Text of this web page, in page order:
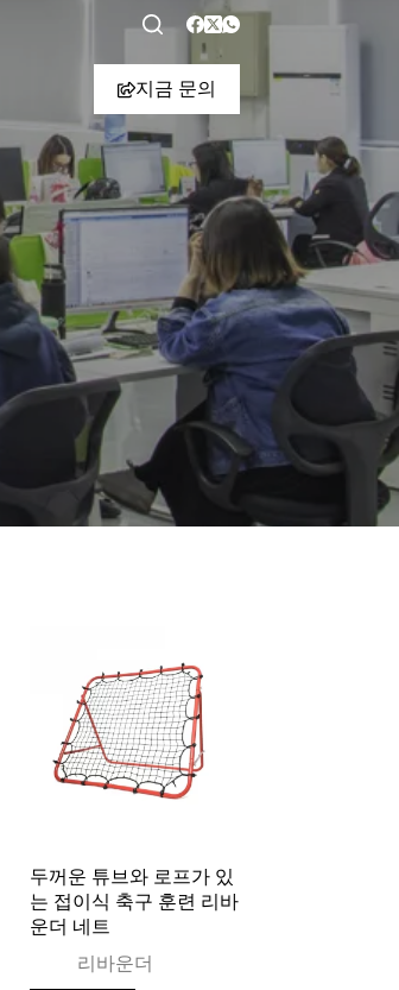
지금 문의
두꺼운 튜브와 로프가 있
는 접이식 축구 훈련 리바
운더 네트
리바운더